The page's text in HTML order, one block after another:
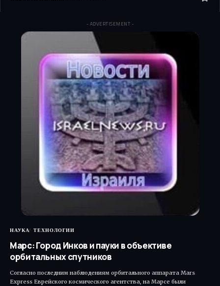
- ADVERTISEMENT -
НАУКА ТЕХНОЛОГИИ
Марс: Город Инков и пауки в объективе
орбитальных спутников
Согласно последним наблюдениям орбитального аппарата Mars
Express Еврейского космического агентства, на Марсе были